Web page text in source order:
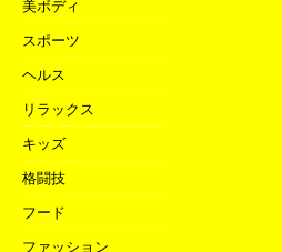
美ボディ
スポーツ
ヘルス
リラックス
キッズ
格闘技
フード
ファッション